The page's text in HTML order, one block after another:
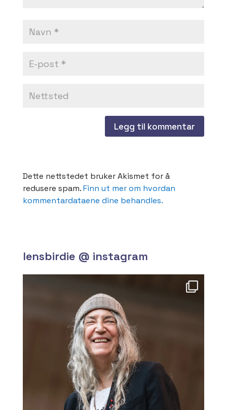
Dette nettstedet bruker Akismet for å
redusere spam.Finn ut mer om hvordan
kommentardataene dine behandles.
lensbirdie @ instagram